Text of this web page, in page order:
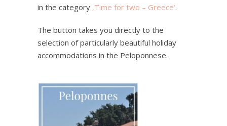
in the category ‚Time for two – Greece‘.
The button takes you directly to the
selection of particularly beautiful holiday
accommodations in the Peloponnese.